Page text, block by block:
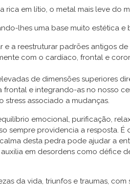
rica em lítio, o metal mais leve do
lhes uma base muito estética e
a reestruturar padrões antigos
com o cardíaco, frontal e
de dimensões superiores
e integrando-as no nosso
associado a mudanças.
emocional, purificação,
sempre providencia a resposta.
desta pedra pode ajudar a
em desordens como défice
da vida, triunfos e traumas, com